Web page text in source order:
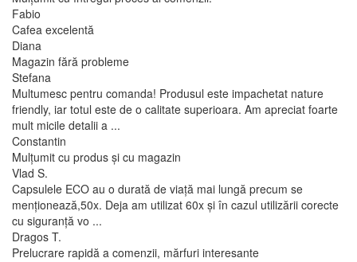
Fabio
Cafea excelentă
Diana
Magazin fără probleme
Stefana
Multumesc pentru comanda! Produsul este impachetat nature
friendly, iar totul este de o calitate superioara. Am apreciat foarte
mult micile detalii a ...
Constantin
Mulțumit cu produs și cu magazin
Vlad S.
Capsulele ECO au o durată de viață mai lungă precum se
menționează,50x. Deja am utilizat 60x și în cazul utilizării corecte
cu siguranță vo ...
Dragos T.
Prelucrare rapidă a comenzii, mărfuri interesante